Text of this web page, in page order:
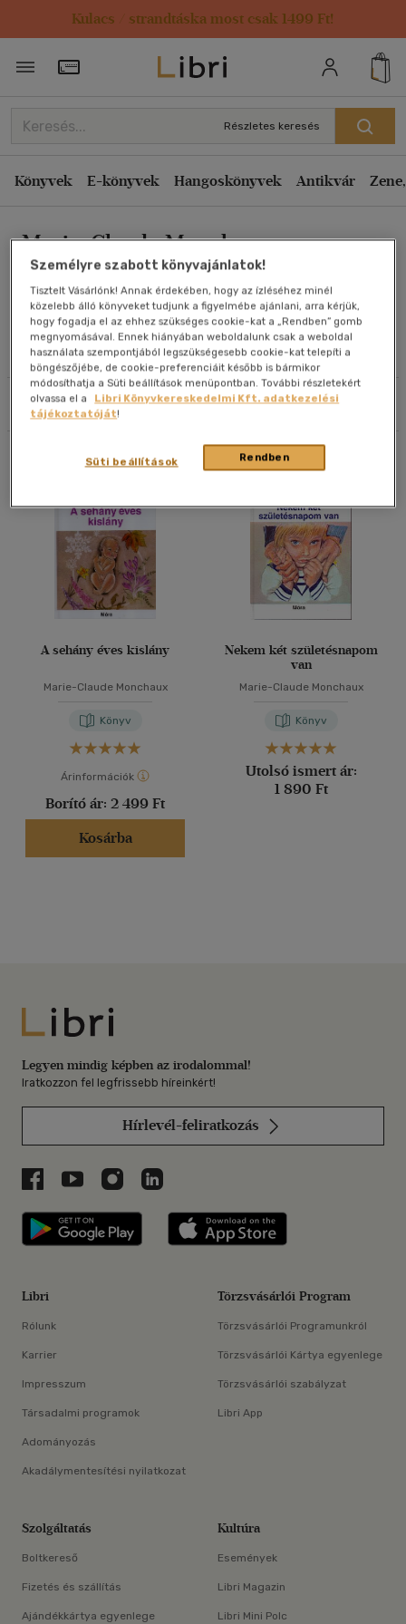
Kulacs / strandtáska most csak 1499 Ft!
Törzsvásárlói Kártya adatai
Részletes keresés
Könyvek E-könyvek Hangoskönyvek Antikvár
Marie-Claude Monchaux
Művei
Olvasói vélemények
Szűrés Rendezés
Rendezés
Kiadás éve szerint csökkenő
Ár szerint csökkenő
Eladott darabszám szerint csökkenő
Eladott darabszám szerint növekvő
Cím szerint A-Z
Szerző szerint A-Z
Megjelenítés
20 db / oldal
Összesen db
A sehány éves kislány
Marie-Claude Monchaux
Könyv
Árinformációk
Borító ár: 2 499 Ft
Kosárba
Nekem két születésnapom
van
Marie-Claude Monchaux
Könyv
Utolsó ismert ár:
1 890 Ft
Libri
Legyen mindig képben az irodalommal!
Iratkozzon fel legfrissebb híreinkért!
Hírlevél-feliratkozás
Libri a Facebookon
Libri a Youtube-on
Libri az Instagramon
Libri a LinkedInen
Libri applikáció Szerezd meg: Google
Libri
Rólunk
Karrier
Impresszum
Társadalmi programok
Adományozás
Akadálymentesítési nyilatkozat
Törzsvásárlói Program
Törzsvásárlói Programunkról
Törzsvásárlói Kártya egyenlege
Törzsvásárlói szabályzat
Libri App
Szolgáltatás
Boltkereső
Fizetés és szállítás
Ajándékkártya egyenlege
Kultúra
Események
Libri Magazin
Libri Mini Polc
Személyre szabott könyvajánlatok!
Tisztelt Vásárlónk! Annak érdekében, hogy az ízléséhez minél
közelebb álló könyveket tudjunk a figyelmébe ajánlani, arra kérjük,
hogy fogadja el az ehhez szükséges cookie-kat a „Rendben” gomb
megnyomásával. Ennek hiányában weboldalunk csak a weboldal
használata szempontjából legszükségesebb cookie-kat telepíti a
böngészőjébe, de cookie-preferenciáit később is bármikor
módosíthatja a Süti beállítások menüpontban. További részletekért
olvassa el a
Libri Könyvkereskedelmi Kft. adatkezelési
tájékoztatóját!
Rendben
Süti beállítások